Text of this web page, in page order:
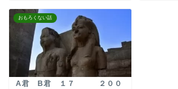
おもろくない話
A君 B君 １７ ２００